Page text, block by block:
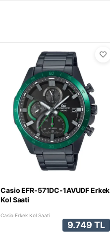
Casio EFR-571DC-1AVUDF Erkek
Kol Saati
Casio Erkek Kol Saati
9.749 TL